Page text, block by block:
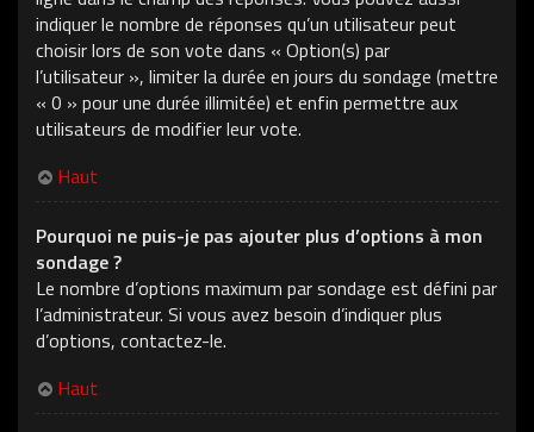
indiquer le nombre de réponses qu’un utilisateur peut
choisir lors de son vote dans « Option(s) par
l’utilisateur », limiter la durée en jours du sondage (mettre
« 0 » pour une durée illimitée) et enfin permettre aux
utilisateurs de modifier leur vote.
Haut
Pourquoi ne puis-je pas ajouter plus d’options à mon
sondage ?
Le nombre d’options maximum par sondage est défini par
l’administrateur. Si vous avez besoin d’indiquer plus
d’options, contactez-le.
Haut